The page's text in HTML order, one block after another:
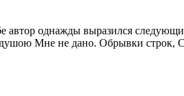
автор однажды выразился
Мне не дано. Обрывки строк,